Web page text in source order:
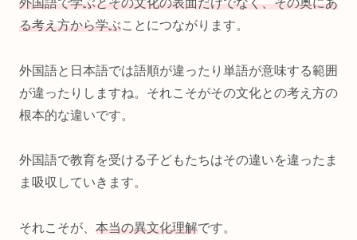
る考え方から学ぶことにつながります。
外国語と日本語では語順が違ったり単語が意味する範囲
が違ったりしますね。それこそがその文化との考え方の
根本的な違いです。
外国語で教育を受ける子どもたちはその違いを違ったま
ま吸収していきます。
それこそが、 本当の異文化理解です。